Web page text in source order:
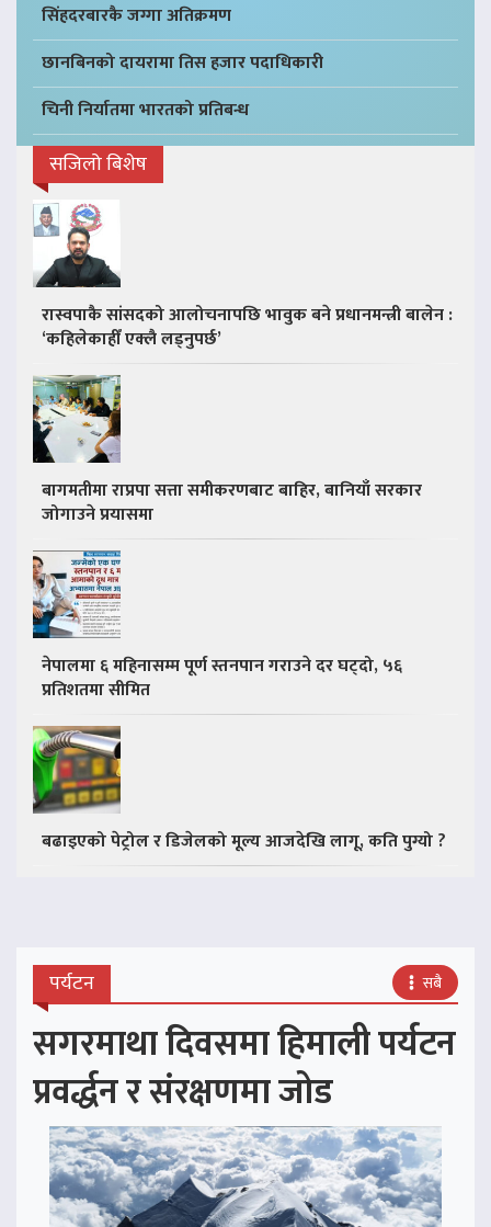
सिंहदरबारकै जग्गा अतिक्रमण
छानबिनको दायरामा तिस हजार पदाधिकारी
चिनी निर्यातमा भारतको प्रतिबन्ध
सजिलो बिशेष
रास्वपाकै सांसदको आलोचनापछि भावुक बने प्रधानमन्त्री बालेन :
‘कहिलेकाहीँ एक्लै लड्नुपर्छ’
बागमतीमा राप्रपा सत्ता समीकरणबाट बाहिर, बानियाँ सरकार
जोगाउने प्रयासमा
नेपालमा ६ महिनासम्म पूर्ण स्तनपान गराउने दर घट्दो, ५६
प्रतिशतमा सीमित
बढाइएको पेट्रोल र डिजेलको मूल्य आजदेखि लागू, कति पुग्यो ?
पर्यटन सबै
सगरमाथा दिवसमा हिमाली पर्यटन
प्रवर्द्धन र संरक्षणमा जोड